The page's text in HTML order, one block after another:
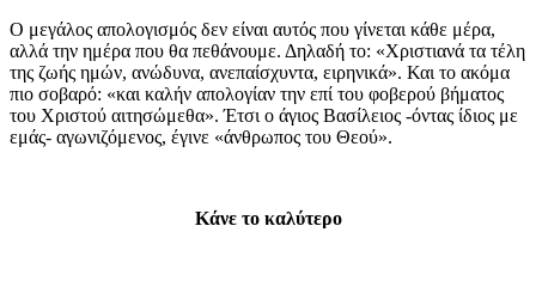
Ο μεγάλος απολογισμός δεν είναι αυτός που γίνεται κάθε μέρα,
αλλά την ημέρα που θα πεθάνουμε. Δηλαδή το: «Χριστιανά τα τέλη
της ζωής ημών, ανώδυνα, ανεπαίσχυντα, ειρηνικά». Και το ακόμα
πιο σοβαρό: «και καλήν απολογίαν την επί του φοβερού βήματος
του Χριστού αιτησώμεθα». Έτσι ο άγιος Βασίλειος -όντας ίδιος με
εμάς- αγωνιζόμενος, έγινε «άνθρωπος του Θεού».
Κάνε το καλύτερο